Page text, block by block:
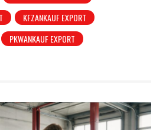
KFZANKAUF EXPORT
PKWANKAUF EXPORT